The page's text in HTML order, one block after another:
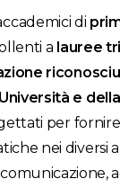
di
a lauree
e
per
nei diversi